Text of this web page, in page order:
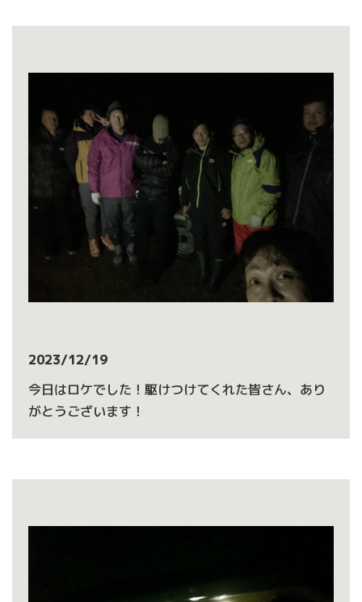
2023/12/19
今日はロケでした！駆けつけてくれた皆さん、あり
がとうございます！